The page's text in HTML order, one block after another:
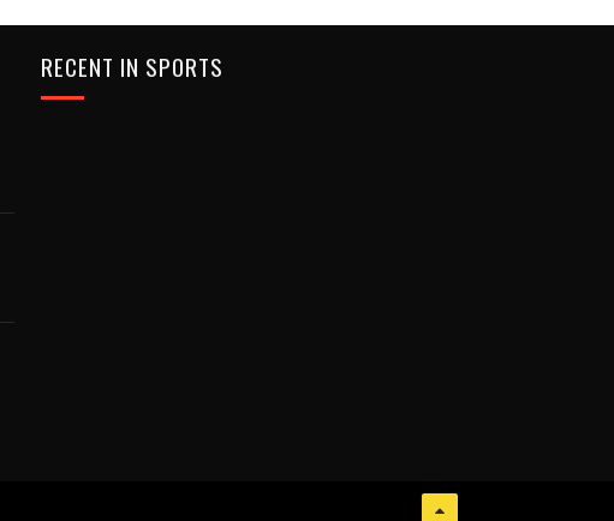
RECENT IN SPORTS